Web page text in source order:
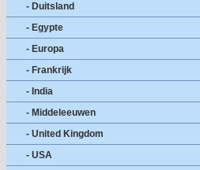
- Duitsland
- Egypte
- Europa
- Frankrijk
- India
- Middeleeuwen
- United Kingdom
- USA